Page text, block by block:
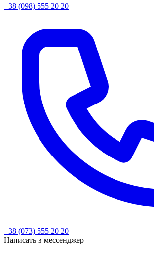
+38 (098) 555 20 20
+38 (073) 555 20 20
Написать в мессенджер